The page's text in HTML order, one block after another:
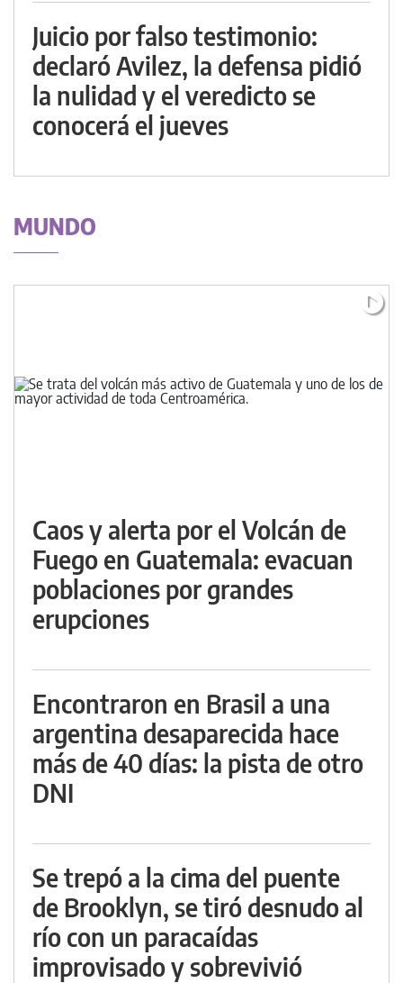
Juicio por falso testimonio:
declaró Avilez, la defensa pidió
la nulidad y el veredicto se
conocerá el jueves
MUNDO
Caos y alerta por el Volcán de
Fuego en Guatemala: evacuan
poblaciones por grandes
erupciones
Encontraron en Brasil a una
argentina desaparecida hace
más de 40 días: la pista de otro
DNI
Se trepó a la cima del puente
de Brooklyn, se tiró desnudo al
río con un paracaídas
improvisado y sobrevivió